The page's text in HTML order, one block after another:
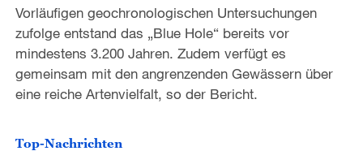
Vorläufigen geochronologischen Untersuchungen
zufolge entstand das „Blue Hole“ bereits vor
mindestens 3.200 Jahren. Zudem verfügt es
gemeinsam mit den angrenzenden Gewässern über
eine reiche Artenvielfalt, so der Bericht.
Top-Nachrichten